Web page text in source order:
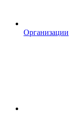
Организации